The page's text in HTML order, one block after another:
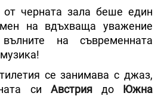
черната зала беше един
на вдъхваща уважение
на съвременната
се занимава с джаз,
си Австрия до Южна